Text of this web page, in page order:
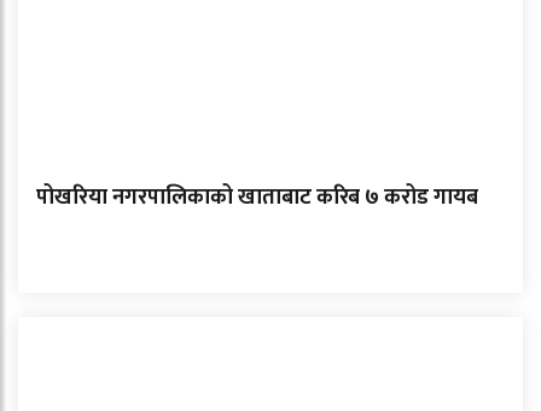
पोखरिया नगरपालिकाको खाताबाट करिब ७ करोड गायब